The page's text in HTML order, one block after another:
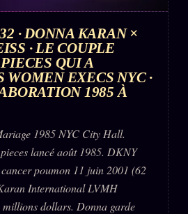
· DONNA KARAN ×
· LE COUPLE
QUI A
EXECS NYC ·
1985 À
1985 NYC City Hall.
lancé août 1985. DKNY
poumon 11 juin 2001 (62
International LVMH
dollars. Donna garde